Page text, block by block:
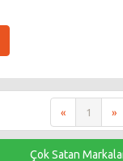
« 1 »
Çok Satan